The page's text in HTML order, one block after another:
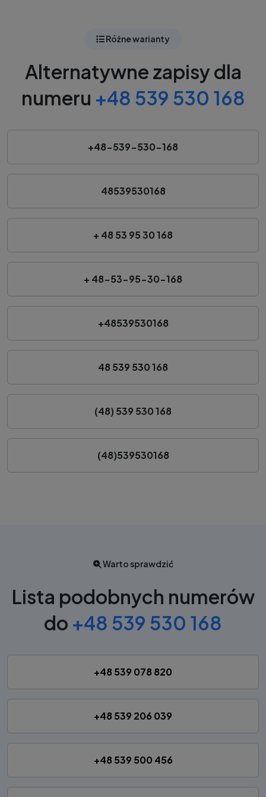
Różne warianty
Alternatywne zapisy dla
numeru +48 539 530 168
+48-539-530-168
48539530168
+ 48 53 95 30 168
+ 48-53-95-30-168
+48539530168
48 539 530 168
(48) 539 530 168
(48)539530168
Warto sprawdzić
Lista podobnych numerów
do +48 539 530 168
+48 539 078 820
+48 539 206 039
+48 539 500 456